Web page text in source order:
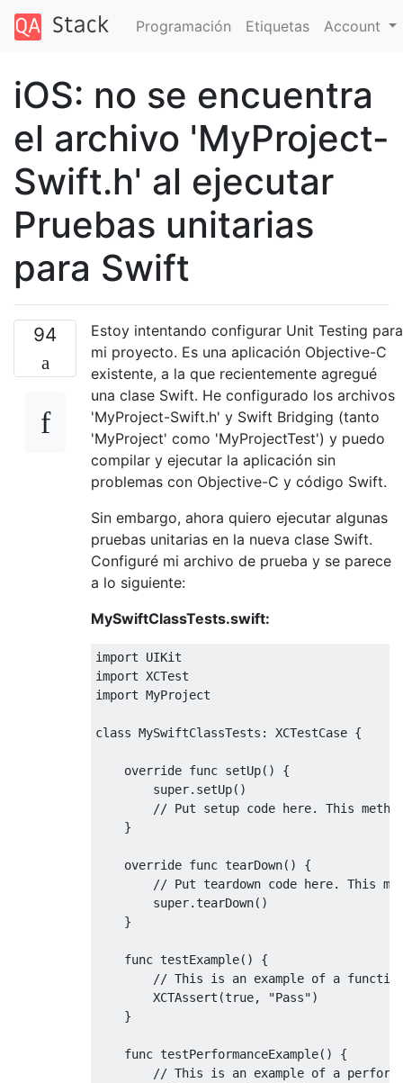
Programación Etiquetas Account
iOS: no se encuentra
el archivo 'MyProject-
Swift.h' al ejecutar
Pruebas unitarias
para Swift
94
Estoy intentando configurar Unit Testing para
mi proyecto. Es una aplicación Objective-C
existente, a la que recientemente agregué
una clase Swift. He configurado los archivos
'MyProject-Swift.h' y Swift Bridging (tanto
'MyProject' como 'MyProjectTest') y puedo
compilar y ejecutar la aplicación sin
problemas con Objective-C y código Swift.
Sin embargo, ahora quiero ejecutar algunas
pruebas unitarias en la nueva clase Swift.
Configuré mi archivo de prueba y se parece
a lo siguiente:
MySwiftClassTests.swift:
import
UIKit
import XCTest
import MyProject
class MySwiftClassTests : XCTestCase {
override func setUp()
{
super. setUp()
// Put setup code here. This
}
override func tearDown()
{
// Put teardown code here. This
super.tearDown()
}
func testExample()
{
// This is an example of a
XCTAssert (true, "Pass")
}
func testPerformanceExample()
{
// This is an example of a